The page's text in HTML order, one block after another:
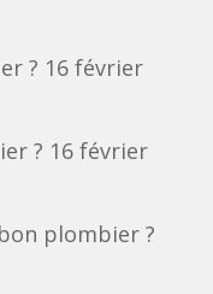
? 16 février
? 16 février
plombier ?